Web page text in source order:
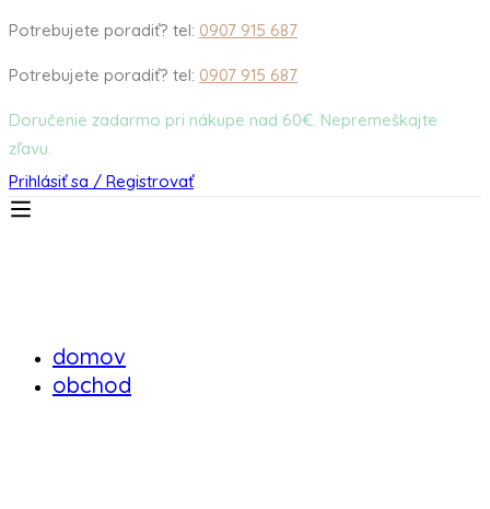
Potrebujete poradiť? tel: 0907 915 687
Potrebujete poradiť? tel: 0907 915 687
Doručenie zadarmo pri nákupe nad 60€. Nepremeškajte
zľavu.
Prihlásiť sa / Registrovať
domov
obchod